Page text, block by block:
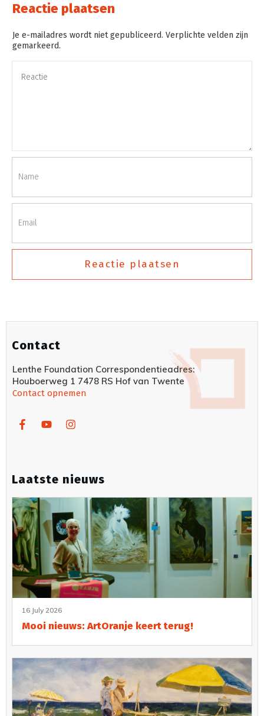
Reactie plaatsen
Je e-mailadres wordt niet gepubliceerd. Verplichte velden zijn
gemarkeerd.
Reactie plaatsen
Contact
Lenthe Foundation Correspondentieadres:
Houboerweg 1 7478 RS Hof van Twente
Contact opnemen
Laatste nieuws
16 July 2026
Mooi nieuws: ArtOranje keert terug!